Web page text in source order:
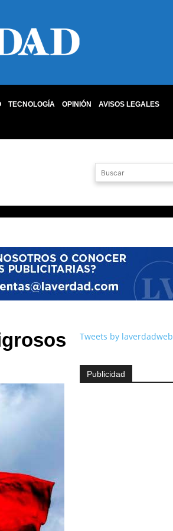
TECNOLOGÍA OPINIÓN
AVISOS LEGALES
Tweets by laverdadweb
Publicidad